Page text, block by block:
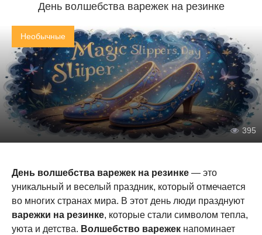
День волшебства варежек на резинке
Необычные
395
День волшебства варежек на резинке — это
уникальный и веселый праздник, который отмечается
во многих странах мира. В этот день люди празднуют
варежки на резинке, которые стали символом тепла,
уюта и детства. Волшебство варежек напоминает